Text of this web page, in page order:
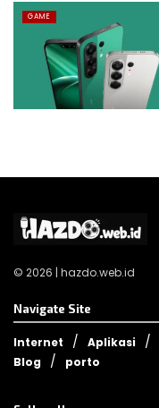
GAME
© 2026 | hazdo.web.id
Navigate Site
Internet Aplikasi
Blog
porto